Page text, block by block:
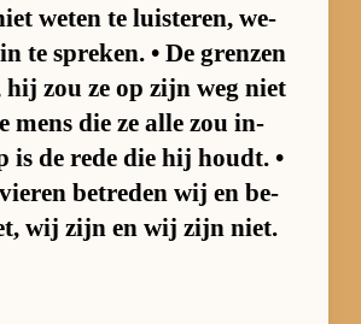
we­ten te luis­te­ren, we­
te spre­ken. • De gren­zen
hij zou ze op zijn weg niet
mens die ze alle zou in­
is de rede die hij houdt. •
be­tre­den wij en be­
wij zijn en wij zijn niet.